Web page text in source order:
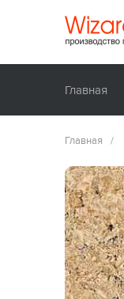
Главная
Главная /